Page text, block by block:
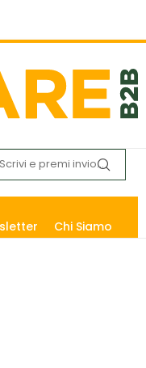
Chi Siamo